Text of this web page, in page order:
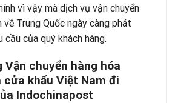
vì vậy mà dịch vụ vận chuyển
Trung Quốc ngày càng phát
cầu của quý khách hàng.
Vận chuyển hàng hóa
cửa khẩu Việt Nam đi
Indochinapost